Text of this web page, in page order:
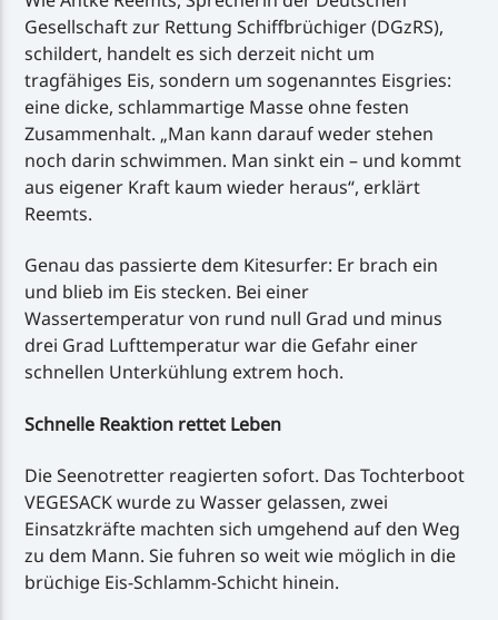
Gesellschaft zur Rettung Schiffbrüchiger (DGzRS),
schildert, handelt es sich derzeit nicht um
tragfähiges Eis, sondern um sogenanntes Eisgries:
eine dicke, schlammartige Masse ohne festen
Zusammenhalt. „Man kann darauf weder stehen
noch darin schwimmen. Man sinkt ein – und kommt
aus eigener Kraft kaum wieder heraus“, erklärt
Reemts.
Genau das passierte dem Kitesurfer: Er brach ein
und blieb im Eis stecken. Bei einer
Wassertemperatur von rund null Grad und minus
drei Grad Lufttemperatur war die Gefahr einer
schnellen Unterkühlung extrem hoch.
Schnelle Reaktion rettet Leben
Die Seenotretter reagierten sofort. Das Tochterboot
VEGESACK wurde zu Wasser gelassen, zwei
Einsatzkräfte machten sich umgehend auf den Weg
zu dem Mann. Sie fuhren so weit wie möglich in die
brüchige Eis-Schlamm-Schicht hinein.